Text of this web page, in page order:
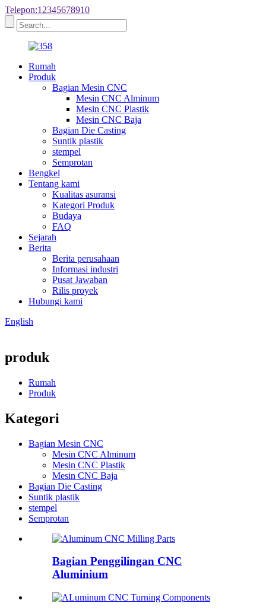
Telepon:12345678910
Rumah
Produk
Bagian Mesin CNC
Mesin CNC Alminum
Mesin CNC Plastik
Mesin CNC Baja
Bagian Die Casting
Suntik plastik
stempel
Semprotan
Bengkel
Tentang kami
Kualitas asuransi
Kategori Produk
Budaya
FAQ
Sejarah
Berita
Berita perusahaan
Informasi industri
Pusat Jawaban
Rilis proyek
Hubungi kami
English
produk
Rumah
Produk
Kategori
Bagian Mesin CNC
Mesin CNC Alminum
Mesin CNC Plastik
Mesin CNC Baja
Bagian Die Casting
Suntik plastik
stempel
Semprotan
Bagian Penggilingan CNC
Aluminium